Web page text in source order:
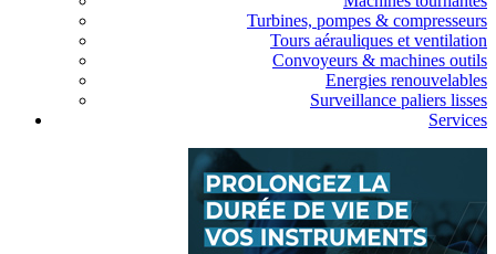
Turbines, pompes & compresseurs
Tours aérauliques et ventilation
Convoyeurs & machines outils
Energies renouvelables
Surveillance paliers lisses
Services